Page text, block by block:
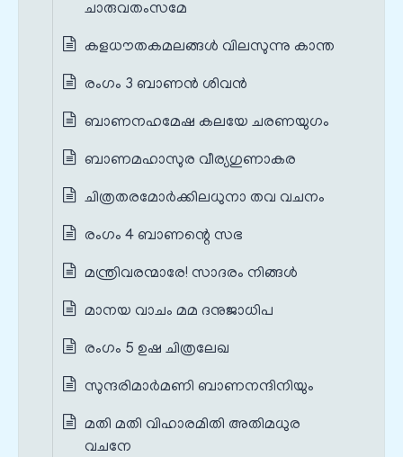
ചാരുവതംസമേ
കളധൗതകമലങ്ങൾ വിലസുന്നു കാന്ത
രംഗം 3 ബാണൻ ശിവൻ
ബാണനഹമേഷ കലയേ ചരണയുഗം
ബാണമഹാസുര വീര്യഗുണാകര
ചിത്രതരമോർക്കിലധുനാ തവ വചനം
രംഗം 4 ബാണന്റെ സഭ
മന്ത്രിവരന്മാരേ! സാദരം നിങ്ങൾ
മാനയ വാചം മമ ദനുജാധിപ
രംഗം 5 ഉഷ ചിത്രലേഖ
സുന്ദരിമാർമണി ബാണനന്ദിനിയും
മതി മതി വിഹാരമിതി അതിമധുര
വചനേ